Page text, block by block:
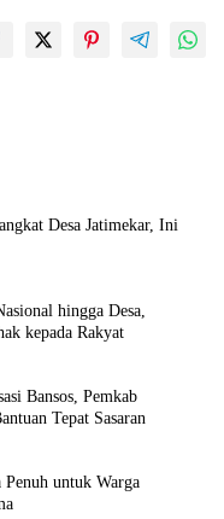
Desa Jatimekar, Ini
hingga Desa,
kepada Rakyat
Bansos, Pemkab
Tepat Sasaran
untuk Warga